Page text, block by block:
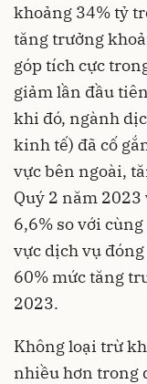
khoảng 34% tỷ
tăng trưởng
góp tích cực
giảm lần đầu
khi đó, ngành
kinh tế) đã cố
vực bên ngoài,
Quý 2 năm
6,6% so với
vực dịch vụ
60% mức tăng
2023.
Không loại trừ
nhiều hơn trong